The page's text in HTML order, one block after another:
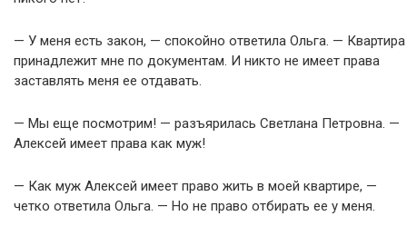
— У меня есть закон, — спокойно ответила Ольга. — Квартира
принадлежит мне по документам. И никто не имеет права
заставлять меня ее отдавать.
— Мы еще посмотрим! — разъярилась Светлана Петровна. —
Алексей имеет права как муж!
— Как муж Алексей имеет право жить в моей квартире, —
четко ответила Ольга. — Но не право отбирать ее у меня.